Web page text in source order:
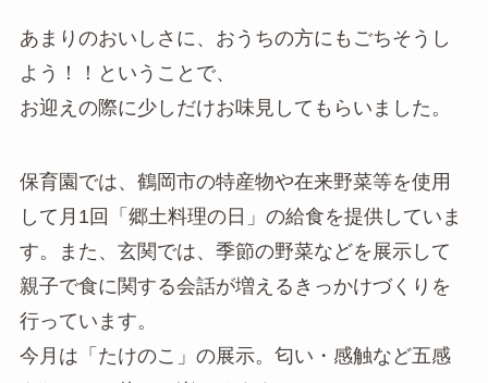
あまりのおいしさに、おうちの方にもごちそうし
よう！！ということで、
お迎えの際に少しだけお味見してもらいました。
保育園では、鶴岡市の特産物や在来野菜等を使用
して月1回「郷土料理の日」の給食を提供していま
す。また、玄関では、季節の野菜などを展示して
親子で食に関する会話が増えるきっかけづくりを
行っています。
今月は「たけのこ」の展示。匂い・感触など五感